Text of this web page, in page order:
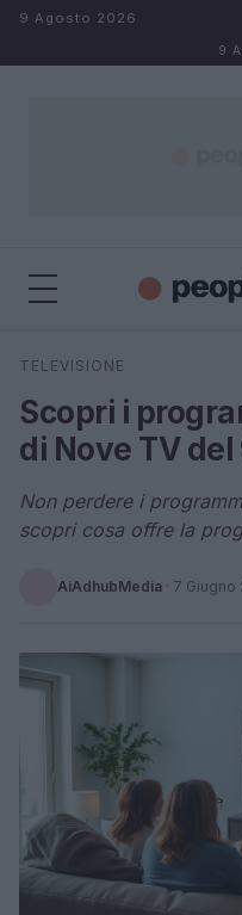
Salta al contenuto
9 Agosto 2026
9
Cerca
TELEVISIONE
Scopri i
di Nove TV
Non perdere i
scopri cosa offre la
AiAdhubMedia · 7 Giugno